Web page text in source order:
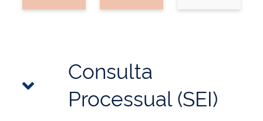
Consulta
Processual (SEI)